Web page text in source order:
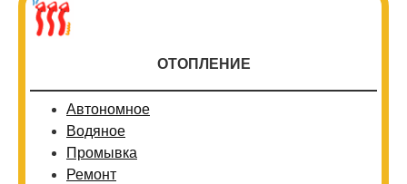
ОТОПЛЕНИЕ
Автономное
Водяное
Промывка
Ремонт